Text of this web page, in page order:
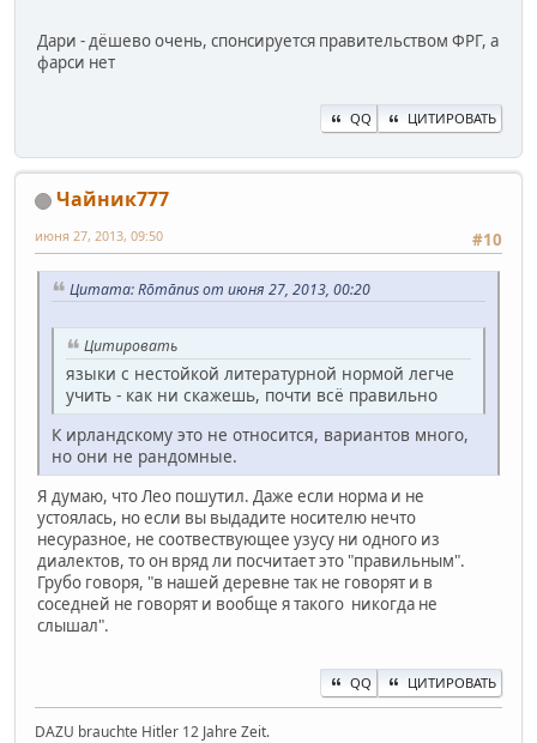
Дари - дёшево очень, спонсируется правительством ФРГ, а
фарси нет
QQ ЦИТИРОВАТЬ
Чайник777
#10
июня 27, 2013, 09:50
Цитата: Rōmānus от июня 27, 2013, 00:20
Цитировать
языки с нестойкой литературной нормой легче
учить - как ни скажешь, почти всё правильно
К ирландскому это не относится, вариантов много,
но они не рандомные.
Я думаю, что Лео пошутил. Даже если норма и не
устоялась, но если вы выдадите носителю нечто
несуразное, не соотвествующее узусу ни одного из
диалектов, то он вряд ли посчитает это "правильным".
Грубо говоря, "в нашей деревне так не говорят и в
соседней не говорят и вообще я такого никогда не
слышал".
QQ ЦИТИРОВАТЬ
DAZU brauchte Hitler 12 Jahre Zeit.